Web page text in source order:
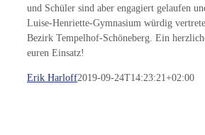
und Schüler sind aber engagiert gelaufen
Luise-Henriette-Gymnasium würdig
Bezirk Tempelhof-Schöneberg. Ein
euren Einsatz!
Erik Harloff2019-09-24T14:23:21+02:00